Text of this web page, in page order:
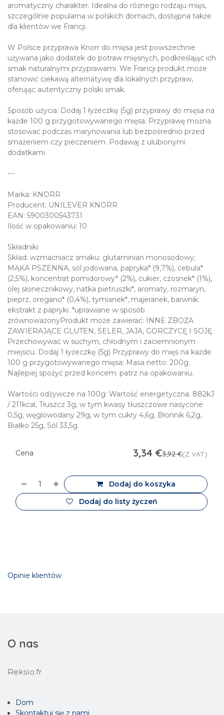
aromatyczny charakter. Idealna do różnego rodzaju mięs,
szczególnie popularna w polskich domach, dostępna także
dla klientów we Francji.
W Polsce przyprawa Knorr do mięsa jest powszechnie
używana jako dodatek do potraw mięsnych, podkreślając ich
smak naturalnymi przyprawami. We Francji produkt może
stanowić ciekawą alternatywę dla lokalnych przypraw,
oferując autentyczny polski smak.
Sposób użycia: Dodaj 1 łyżeczkę (5g) przyprawy do mięsa na
każde 100 g przygotowywanego mięsa. Przyprawę można
stosować podczas marynowania lub bezpośrednio przed
smażeniem czy pieczeniem. Podawaj z ulubionymi
dodatkami.
---
Marka: KNORR
Producent: UNILEVER KNORR
EAN: 5900300543731
Ilość w opakowaniu: 10
Składniki:
Skład: wzmacniacz smaku: glutaminian monosodowy;
MĄKA PSZENNA, sól jodowana, papryka* (9,7%), cebula*
(2,5%), koncentrat pomidorowy* (2%), cukier, czosnek* (1%),
olej słonecznikowy, natka pietruszki*, aromaty, rozmaryn,
pieprz, oregano* (0,4%), tymianek*, majeranek, barwnik:
ekstrakt z papryki. *uprawiane w sposób
zrównoważonyProdukt może zawierać: INNE ZBOŻA
ZAWIERAJĄCE GLUTEN, SELER, JAJA, GORCZYCĘ I SOJĘ.
Przechowywać w suchym, chłodnym i zaciemnionym
miejscu. Dodaj 1 łyżeczkę (5g) Przyprawy do mięs na każde
100 g przygotowywanego mięsa; Masa netto: 200g.
Najlepiej spożyć przed końcem: patrz na opakowaniu.
Wartości odżywcze na 100g: Wartość energetyczna: 882kJ
/ 211kcal, Tłuszcz 3g, w tym kwasy tłuszczowe nasycone
0,5g, węglowodany 29g, w tym cukry 4,6g, Błonnik 6,2g,
Białko 25g, Sól 33,5g.
Dodaj do koszyka
Dodaj do listy życzeń
Cena 3,34 €3,92€(Z VAT)
Opinie klientów
O nas
Reksio.fr
Dom
Skontaktuj się z nami